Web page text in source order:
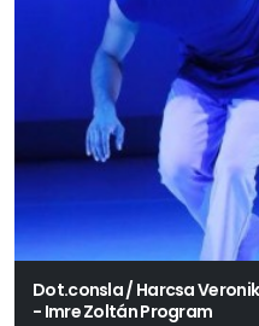
Dot.consla / Harcsa
- Imre Zoltán Program